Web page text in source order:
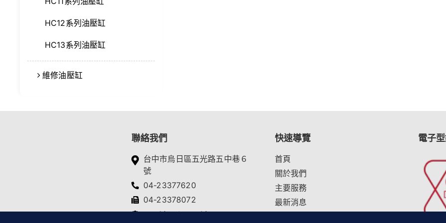
HC12系列油壓缸
HC13系列油壓缸
維修油壓缸
聯絡我們
台中市烏日區五光路五中巷６
號
04-23377620
04-23378072
yc.ching@msa.hinet.net
快速導覽
首頁
關於我們
主要服務
最新消息
電子